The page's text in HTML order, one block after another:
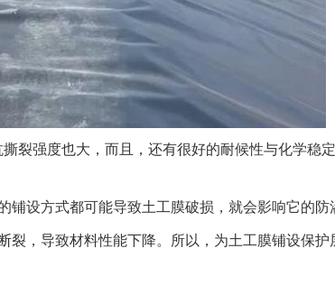
裂强度也大，而且，还有很好的耐候性与化学稳
设方式都可能导致土工膜破损，就会影响它的防
裂，导致材料性能下降。所以，为土工膜铺设保护